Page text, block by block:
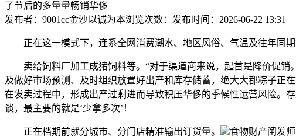
了节后的多量量畅销华侈
发布者： 9001cc金沙以诚为本浏览次数： 发布时间： 2026-06-22 13:31
正在这一模式下，连系全网消费潮水、地区风俗、气温及往年同期
卖给饲料厂加工成猪饲料等。“对于渠道商来说，起首是降价促销
及做好市场预测、及时组织放置好出产和库存储蓄，绝大大都粽子正
在发卖过程中，形成出产过剩进而导致积压华侈的季候性运营风险。
谈，最主要的就是‘少拿多次’！
正在档期前就分城市、分门店精准输出订货量。
食物财产阐发